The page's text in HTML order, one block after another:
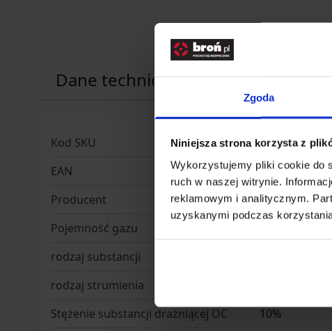
Zgoda
Niniejsza strona korzysta z
Wykorzystujemy pliki cookie do
ruch w naszej witrynie.
reklamowym i analitycznym.
uzyskanymi podczas
Dane techniczne
Kod SKU
KOL.125-343
EAN
Producent
WALTHER
Pojemność gazu
rodzaj substancji
rodzaj strumienia
Stężenie substancji drażniącej OC
10%